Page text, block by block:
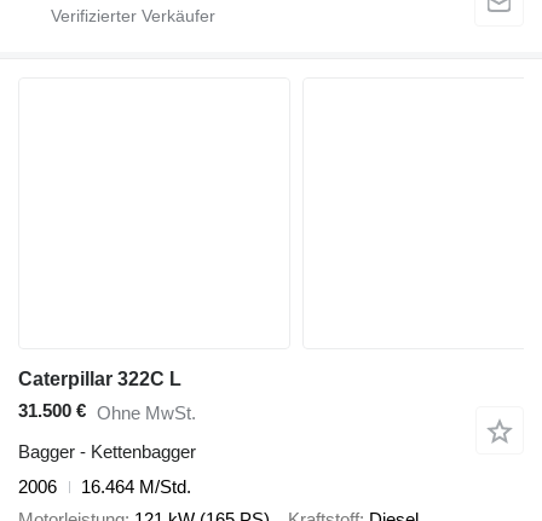
Caterpillar 322C L
31.500 € Ohne MwSt.
Bagger - Kettenbagger
2006
16.464 M/Std.